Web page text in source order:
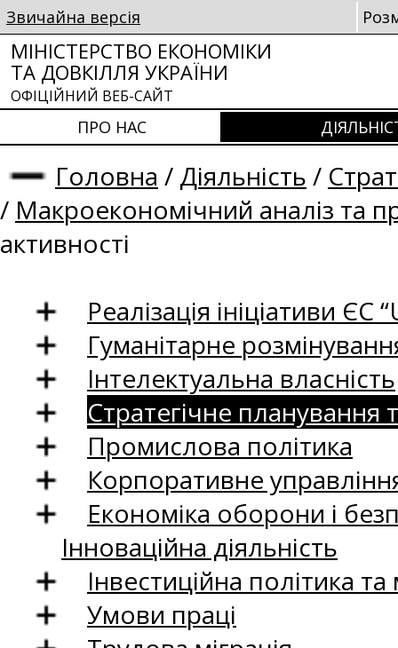
Звичайна версія
МІНІСТЕРСТВО ЕКОНОМІКИ
ТА ДОВКІЛЛЯ УКРАЇНИ
ОФІЦІЙНИЙ ВЕБ-САЙТ
ПРО НАС
Головна / Діяльність /
/ Макроекономічний аналіз та
активності
Реалізація ініціативи ЄС
Гуманітарне
Інтелектуальна власність
Стратегічне
Промислова політика
Корпоративне
Економіка оборони і
Інноваційна діяльність
Інвестиційна політика
Умови праці